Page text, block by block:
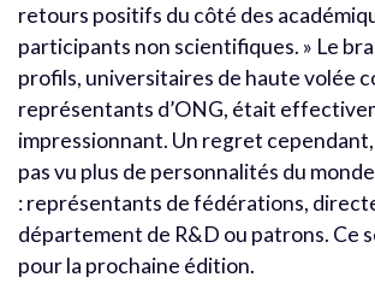
retours positifs du côté des
participants non scientifiques. » Le
profils, universitaires de haute volée
représentants d’ONG, était
impressionnant. Un regret cependant,
pas vu plus de personnalités du
: représentants de fédérations,
département de R&D ou patrons. Ce
pour la prochaine édition.